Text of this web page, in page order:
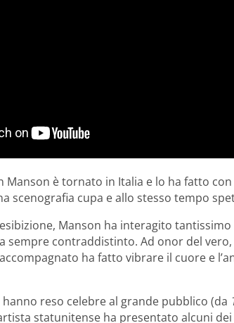
Manson è tornato in Italia e lo ha fatto
scenografia cupa e allo stesso tempo
Manson ha interagito
sempre contraddistinto. Ad onor del
ha fatto vibrare il cuore e
reso celebre al grande pubblico (da
statunitense ha presentato alcuni